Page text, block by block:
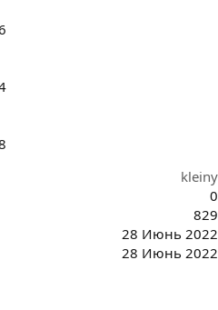
kleiny
0
829
28 Июнь 2022
28 Июнь 2022